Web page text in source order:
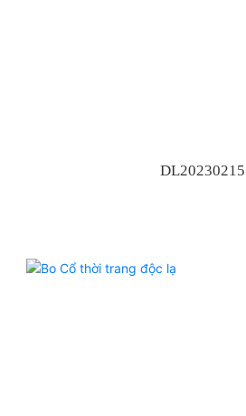
DL20230215